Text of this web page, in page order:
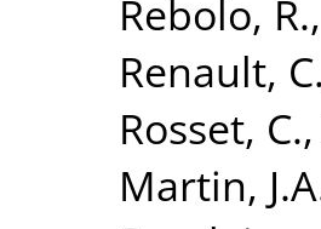
Rebolo, R.,
Renault, C.
Rosset, C.,
Martin,